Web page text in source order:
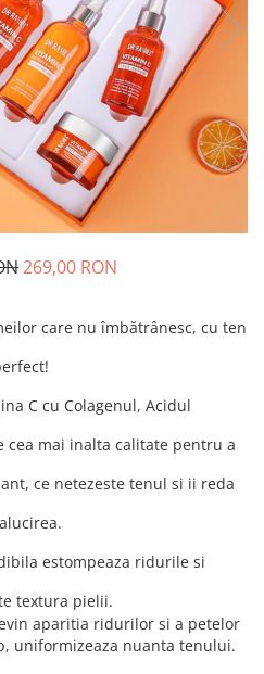
269,00 RON
care nu îmbătrânesc, cu ten
C cu Colagenul, Acidul
cea mai inalta calitate pentru a
ce netezeste tenul si ii reda
estompeaza ridurile si
textura pielii.
aparitia ridurilor si a petelor
uniformizeaza nuanta tenului.